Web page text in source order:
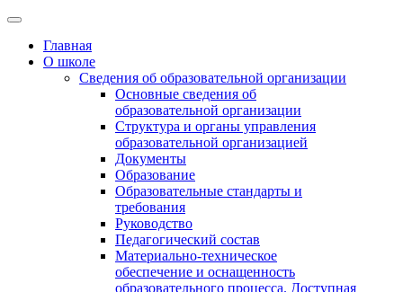
Главная
О школе
Сведения об образовательной организации
Основные сведения об
образовательной организации
Структура и органы управления
образовательной организацией
Документы
Образование
Образовательные стандарты и
требования
Руководство
Педагогический состав
Материально-техническое
обеспечение и оснащенность
образовательного процесса. Доступная